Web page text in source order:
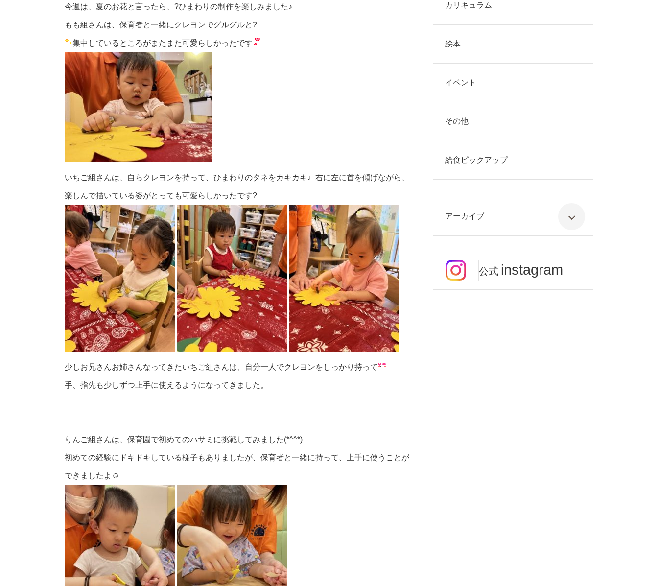
今週は、夏のお花と言ったら、?ひまわりの制作を楽しみました♪
もも組さんは、保育者と一緒にクレヨンでグルグルと?
集中しているところがまたまた可愛らしかったです
いちご組さんは、自らクレヨンを持って、ひまわりのタネをカキカキ♩右に左に首を傾げながら、
楽しんで描いている姿がとっても可愛らしかったです?
少しお兄さんお姉さんなってきたいちご組さんは、自分一人でクレヨンをしっかり持って
手、指先も少しずつ上手に使えるようになってきました。
りんご組さんは、保育園で初めてのハサミに挑戦してみました(*^^*)
初めての経験にドキドキしている様子もありましたが、保育者と一緒に持って、上手に使うことが
できましたよ☺️
カリキュラム
絵本
イベント
その他
給食ピックアップ
アーカイブ
公式 instagram